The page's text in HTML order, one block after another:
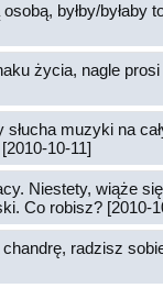
byłby/byłaby
życia, nagle
muzyki na
10-11]
Niestety, wiąże
Co robisz? [2010-
radzisz